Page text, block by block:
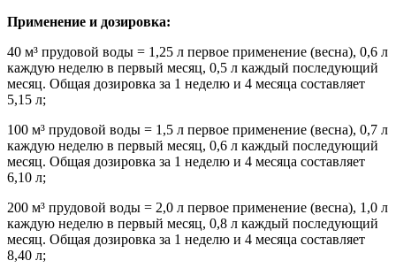
Применение и дозировка:
40 м³ прудовой воды = 1,25 л первое применение (весна), 0,6 л
каждую неделю в первый месяц, 0,5 л каждый последующий
месяц. Общая дозировка за 1 неделю и 4 месяца составляет
5,15 л;
100 м³ прудовой воды = 1,5 л первое применение (весна), 0,7 л
каждую неделю в первый месяц, 0,6 л каждый последующий
месяц. Общая дозировка за 1 неделю и 4 месяца составляет
6,10 л;
200 м³ прудовой воды = 2,0 л первое применение (весна), 1,0 л
каждую неделю в первый месяц, 0,8 л каждый последующий
месяц. Общая дозировка за 1 неделю и 4 месяца составляет
8,40 л;